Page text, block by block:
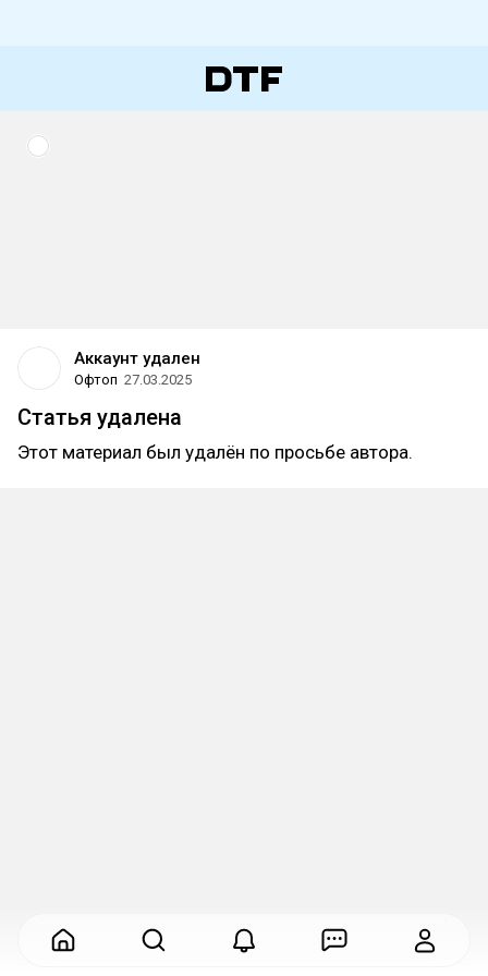
Аккаунт удален
Офтоп 27.03.2025
Статья удалена
Этот материал был удалён по просьбе автора.